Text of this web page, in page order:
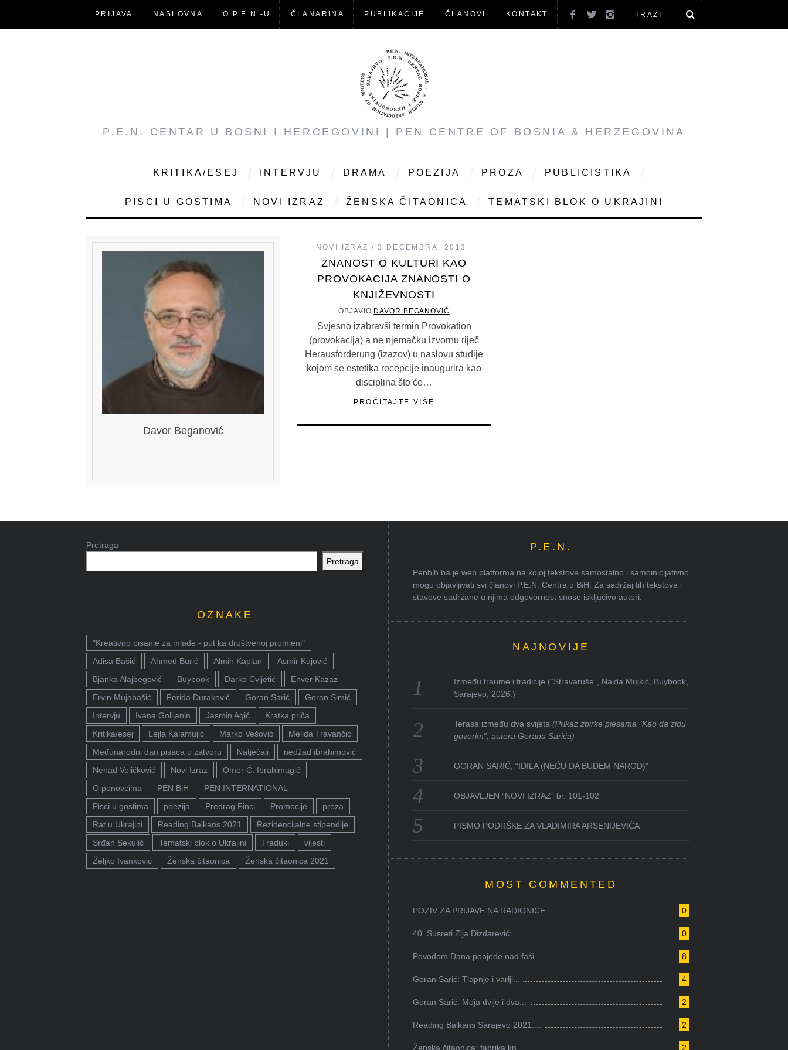
PRIJAVA NASLOVNA O P.E.N.-U ČLANARINA PUBLIKACIJE ČLANOVI KONTAKT
P.E.N. CENTAR U BOSNI I HERCEGOVINI | PEN CENTRE OF BOSNIA & HERZEGOVINA
KRITIKA/ESEJ INTERVJU DRAMA POEZIJA PROZA PUBLICISTIKA
PISCI U GOSTIMA NOVI IZRAZ ŽENSKA ČITAONICA TEMATSKI BLOK O UKRAJINI
Davor Beganović
NOVI IZRAZ 3 DECEMBRA, 2013
ZNANOST O KULTURI KAO
PROVOKACIJA ZNANOSTI O
KNJIŽEVNOSTI
OBJAVIO DAVOR BEGANOVIĆ
Svjesno izabravši termin Provokation
(provokacija) a ne njemačku izvornu riječ
Herausforderung (izazov) u naslovu studije
kojom se estetika recepcije inaugurira kao
disciplina što će…
PROČITAJTE VIŠE
Pretraga
Pretraga
OZNAKE
"Kreativno pisanje za mlade - put ka društvenoj promjeni"
Adisa Bašić
Ahmed Burić Almin Kaplan
Asmir Kujović
Bjanka Alajbegović
Buybook Darko Cvijetić
Enver Kazaz
Ervin Mujabašić
Ferida Duraković Goran Sarić
Goran Simić
Intervju
Ivana Golijanin Jasmin Agić
Kratka priča
Kritika/esej
Lejla Kalamujić Marko Vešović
Melida Travančić
Međunarodni dan pisaca u zatvoru
Natječaji
nedžad ibrahimović
Nenad Veličković
Novi Izraz
Omer Ć. Ibrahimagić
O penovcima
PEN BiH
PEN INTERNATIONAL
Pisci u gostima
poezija Predrag Finci Promocije
proza
Rat u Ukrajini
Reading Balkans 2021
Rezidencijalne stipendije
Srđan Sekulić
Tematski blok o Ukrajini Traduki
vijesti
Željko Ivanković
Ženska čitaonica Ženska čitaonica 2021
P.E.N.
Penbih.ba je web platforma na kojoj tekstove samostalno i samoinicijativno
mogu objavljivati svi članovi P.E.N. Centra u BiH. Za sadržaj tih tekstova i
stavove sadržane u njima odgovornost snose isključivo autori.
NAJNOVIJE
Između traume i tradicije (“Stravaruše”, Naida Mujkić, Buybook,
Sarajevo, 2026.)
Terasa između dva svijeta(Prikaz zbirke pjesama “Kao da zidu
govorim”, autora Gorana Sarića)
GORAN SARIĆ, “IDILA (NEĆU DA BUDEM NAROD)”
OBJAVLJEN “NOVI IZRAZ” br. 101-102
PISMO PODRŠKE ZA VLADIMIRA ARSENIJEVIĆA
MOST COMMENTED
0
POZIV ZA PRIJAVE NA RADIONICE ...
0
40. Susreti Zija Dizdarević: ...
8
Povodom Dana pobjede nad faši...
4
Goran Sarić: Tlapnje i varlji...
2
Goran Sarić: Moja dvije i dva...
2
Reading Balkans Sarajevo 2021:...
2
Ženska čitaonica: fabrika kn...